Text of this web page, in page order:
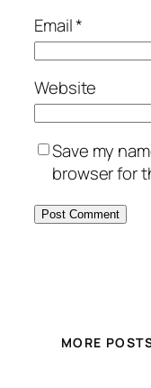
Email*
Website
Save my
browser for
MORE